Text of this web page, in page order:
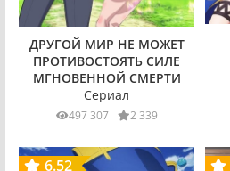
ДРУГОЙ МИР НЕ МОЖЕТ
ПРОТИВОСТОЯТЬ СИЛЕ
МГНОВЕННОЙ СМЕРТИ
Сериал
497 307 2 339
6.52